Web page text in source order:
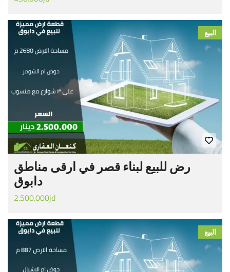
البيع
رض للبيع لبناء قصر في ارقى مناطق
دابوق
2.500.000jd
البيع